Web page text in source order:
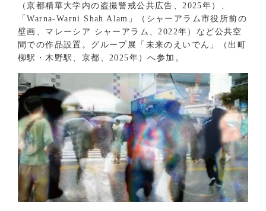
（京都精華大学内の盗撮警戒公共広告、2025年）、
「Warna-Warni Shah Alam」（シャーアラム市役所前の
壁画、マレーシア シャーアラム、2022年）など公共空
間での作品設置。グループ展「未来のえいでん」（出町
柳駅・木野駅、京都、2025年）へ参加。